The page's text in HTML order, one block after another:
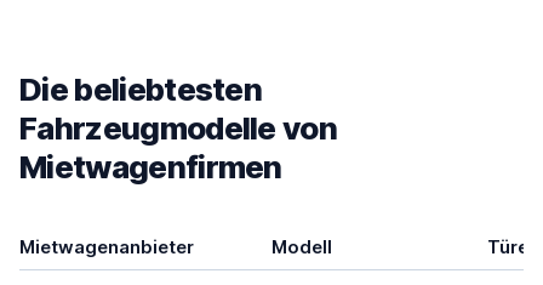
Die beliebtesten
Fahrzeugmodelle von
Mietwagenfirmen
Mietwagenanbieter Modell Türen